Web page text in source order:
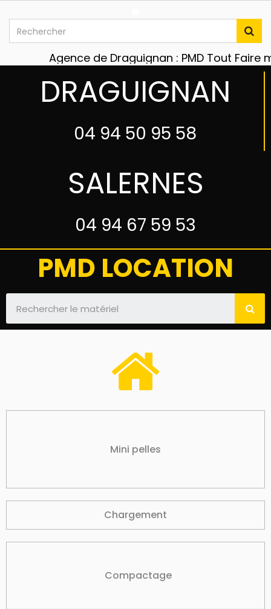
Agence de Draguignan : PMD Tout Faire
DRAGUIGNAN
04 94 50 95 58
SALERNES
04 94 67 59 53
PMD LOCATION
Mini pelles
Chargement
Compactage